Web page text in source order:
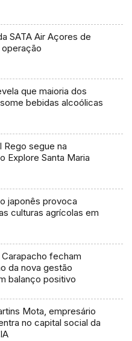
SATA Air Açores de
que maioria dos
bebidas alcoólicas
Rego segue na
Explore Santa Maria
japonês provoca
culturas agrícolas em
fecham
da nova gestão
balanço positivo
Mota, empresário
no capital social da